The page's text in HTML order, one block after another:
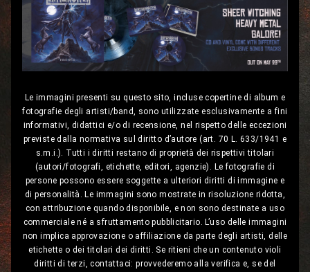
Le immagini presenti su questo sito, incluse copertine di album e
fotografie degli artisti/band, sono utilizzate esclusivamente a fini
informativi, didattici e/o di recensione, nel rispetto delle eccezioni
previste dalla normativa sul diritto d’autore (art. 70 L. 633/1941 e
s.m.i.). Tutti i diritti restano di proprietà dei rispettivi titolari
(autori/fotografi, etichette, editori, agenzie). Le fotografie di
persone possono essere soggette a ulteriori diritti di immagine e
di personalità. Le immagini sono mostrate in risoluzione ridotta,
con attribuzione quando disponibile, e non sono destinate a uso
commerciale né a sfruttamento pubblicitario. L’uso delle immagini
non implica approvazione o affiliazione da parte degli artisti, delle
etichette o dei titolari dei diritti. Se ritieni che un contenuto violi
diritti di terzi, contattaci: provvederemo alla verifica e, se del